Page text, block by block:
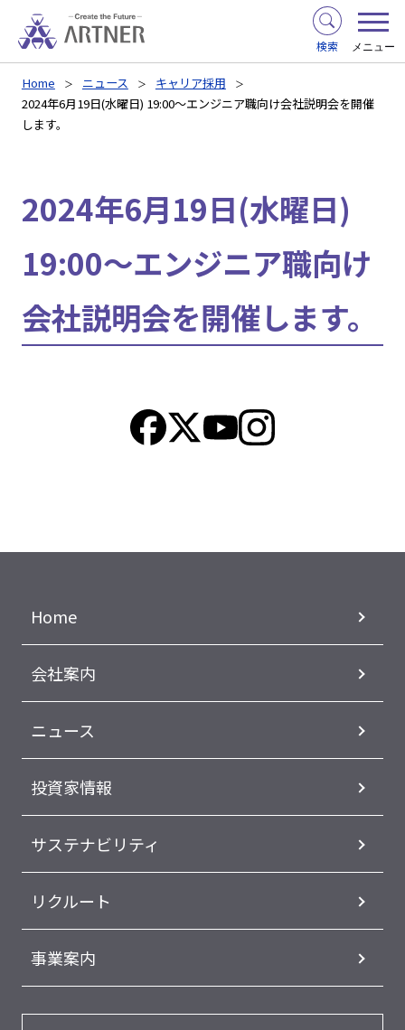
検索 メニュー
Home ニュース
キャリア採用
2024年6月19日(水曜日) 19:00～エンジニア職向け会社説明会を開催
します。
2024年6月19日(水曜日)
19:00～エンジニア職向け
会社説明会を開催します。
Home
会社案内
ニュース
投資家情報
サステナビリティ
リクルート
事業案内